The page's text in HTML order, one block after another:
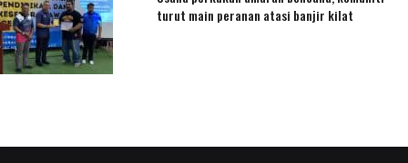
turut main peranan atasi banjir kilat